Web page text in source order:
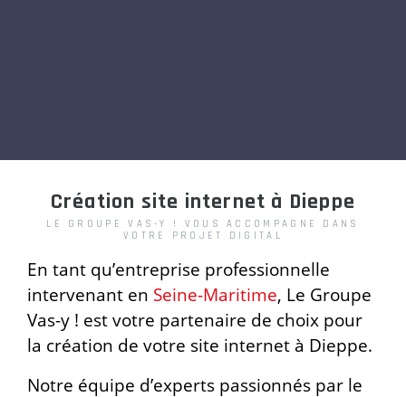
Création site internet à Dieppe
LE GROUPE VAS-Y ! VOUS ACCOMPAGNE DANS
VOTRE PROJET DIGITAL
En tant qu’entreprise professionnelle
intervenant en Seine-Maritime, Le Groupe
Vas-y ! est votre partenaire de choix pour
la création de votre site internet à Dieppe.
Notre équipe d’experts passionnés par le